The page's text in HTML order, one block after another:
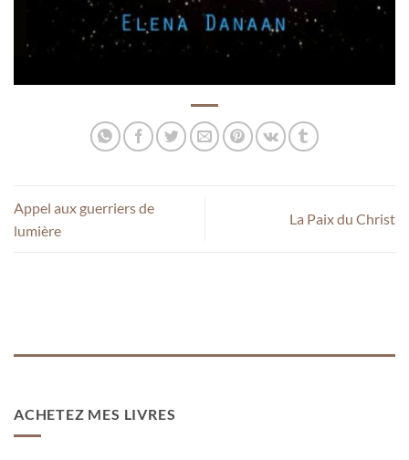
Appel aux guerriers de
lumière
La Paix du Christ
ACHETEZ MES LIVRES